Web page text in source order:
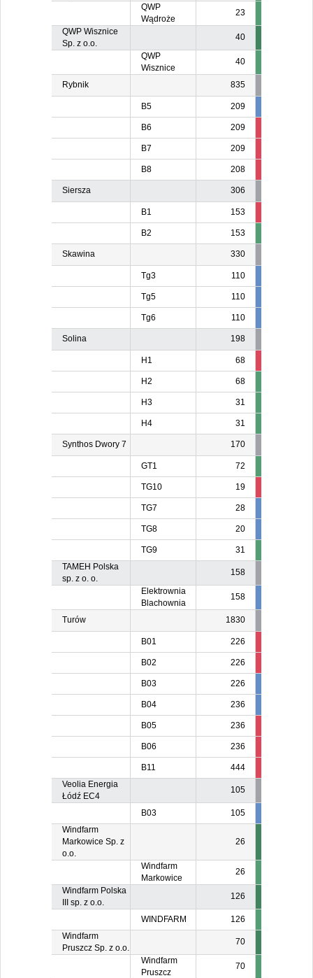
QWP
Wądroże
23
QWP Wisznice
Sp. z o.o.
40
QWP
Wisznice
40
Rybnik 835
B5 209
B6 209
B7 209
B8 208
Siersza 306
B1 153
B2 153
Skawina 330
Tg3 110
Tg5 110
Tg6 110
Solina 198
H1 68
H2 68
H3 31
H4 31
Synthos Dwory 7 170
GT1 72
TG10 19
TG7 28
TG8 20
TG9
31
TAMEH Polska
sp. z o. o.
158
Elektrownia
Blachownia
158
Turów 1830
B01 226
B02 226
B03 226
B04 236
B05 236
B06 236
B11 444
Veolia Energia
Łódź EC4
105
B03 105
Windfarm
Markowice Sp. z
o.o.
26
Windfarm
Markowice
26
Windfarm Polska
III sp. z o.o.
126
WINDFARM
126
Windfarm
Pruszcz Sp. z o.o.
70
Windfarm
Pruszcz
70